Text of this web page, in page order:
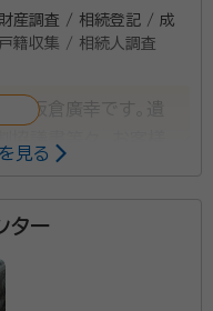
ることで、ご依頼人
ない人生を全うして
産調査 / 相続登記 / 成
籍収集 / 相続人調査
の板倉廣幸です。遺
はもちろん、夜間や
すので、よろしくお
見る
ター